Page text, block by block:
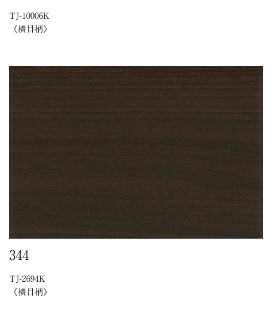
TJ-10006K
《横目柄》
344
TJ-2694K
《横目柄》